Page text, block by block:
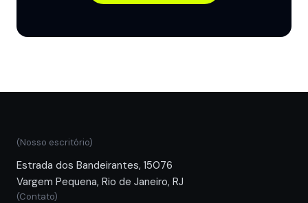
(Nosso escritório)
Estrada dos Bandeirantes, 15076
Vargem Pequena, Rio de Janeiro, RJ
(Contato)